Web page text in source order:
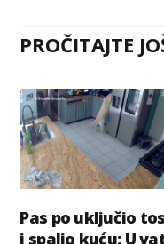
PROČITAJTE
Pas po uključio
i spalio kuću: U